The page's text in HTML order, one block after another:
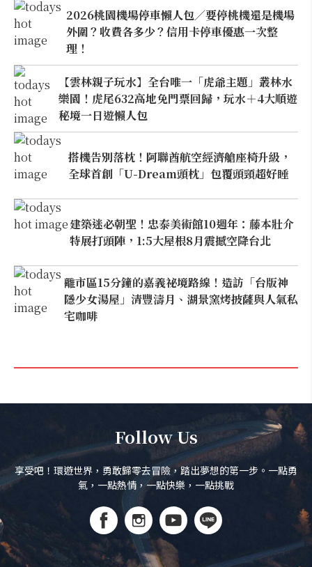
2026桃園機場停車懶人包／要停桃機還是機場
外圍？收費各多少？信用卡停車優惠一次整
理！
【雲林親子玩水】全台唯一「虎爺主題」叢林水
樂園！虎尾632高地免門票回歸，玩水＋4大順遊
秘境一日遊懶人包
搭機告別落枕！阿聯酋航空經濟艙座椅升級，
全球首創「U-Dream頭枕」包覆頭頸超好睡
建築迷必朝聖！忠泰美術館10週年：藤本壯介
特展打頭陣，1:5大屋根8月震撼空降台北
離市區15分鐘的嘉義祕境路線！造訪「台版神
隱少女湯屋」清豐濤月、湖景窯烤披薩與人氣私
宅咖啡
Follow Us
享受吧！環遊世界，勇敢歸零去冒險，踏出夢想的第一步。一點勇
氣，一點熱情，一點快樂，一點挑戰